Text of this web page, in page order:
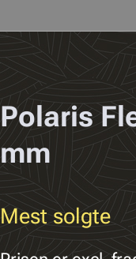
Polaris
mm
Mest solgte